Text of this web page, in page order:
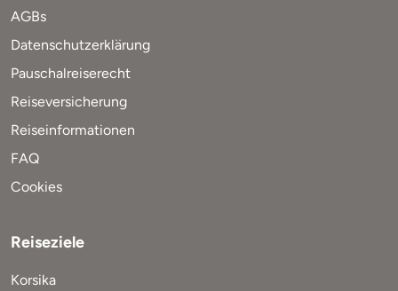
AGBs
Datenschutzerklärung
Pauschalreiserecht
Reiseversicherung
Reiseinformationen
FAQ
Cookies
Reiseziele
Korsika